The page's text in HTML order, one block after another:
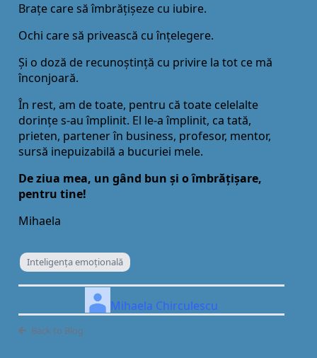
Brațe care să îmbrățișeze cu iubire.
Ochi care să privească cu înțelegere.
Și o doză de recunoștință cu privire la tot ce mă
înconjoară.
În rest, am de toate, pentru că toate celelalte
dorințe s-au împlinit. El le-a împlinit, ca tată,
prieten, partener în business, profesor, mentor,
sursă inepuizabilă a bucuriei mele.
De ziua mea, un gând bun și o îmbrățișare,
pentru tine!
Mihaela
Inteligenţa emoţională
Mihaela Chirculescu
Back to Blog